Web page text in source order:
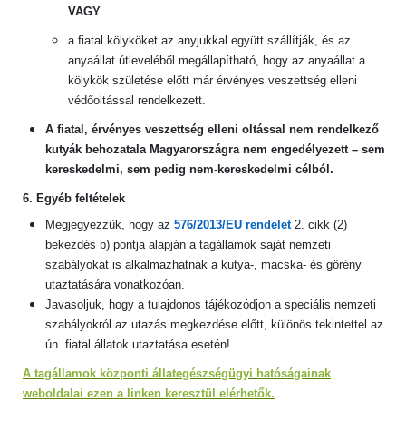
VAGY
a fiatal kölyköket az anyjukkal együtt szállítják, és az
anyaállat útleveléből megállapítható, hogy az anyaállat a
kölykök születése előtt már érvényes veszettség elleni
védőoltással rendelkezett.
A fiatal, érvényes veszettség elleni oltással nem rendelkező
kutyák behozatala Magyarországra nem engedélyezett – sem
kereskedelmi, sem pedig nem-kereskedelmi célból.
6. Egyéb feltételek
Megjegyezzük, hogy az 576/2013/EU rendelet2. cikk (2)
bekezdés b) pontja alapján a tagállamok saját nemzeti
szabályokat is alkalmazhatnak a kutya-, macska- és görény
utaztatására vonatkozóan.
Javasoljuk, hogy a tulajdonos tájékozódjon a speciális nemzeti
szabályokról az utazás megkezdése előtt, különös tekintettel az
ún. fiatal állatok utaztatása esetén!
A tagállamok központi állategészségügyi hatóságainak
weboldalai ezen a linken keresztül elérhetők.